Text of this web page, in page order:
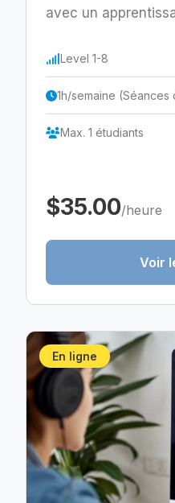
avec un
Level 1-8
1h/semaine (Séances
Max. 1 étudiants
$35.00/heure
Voir
En ligne